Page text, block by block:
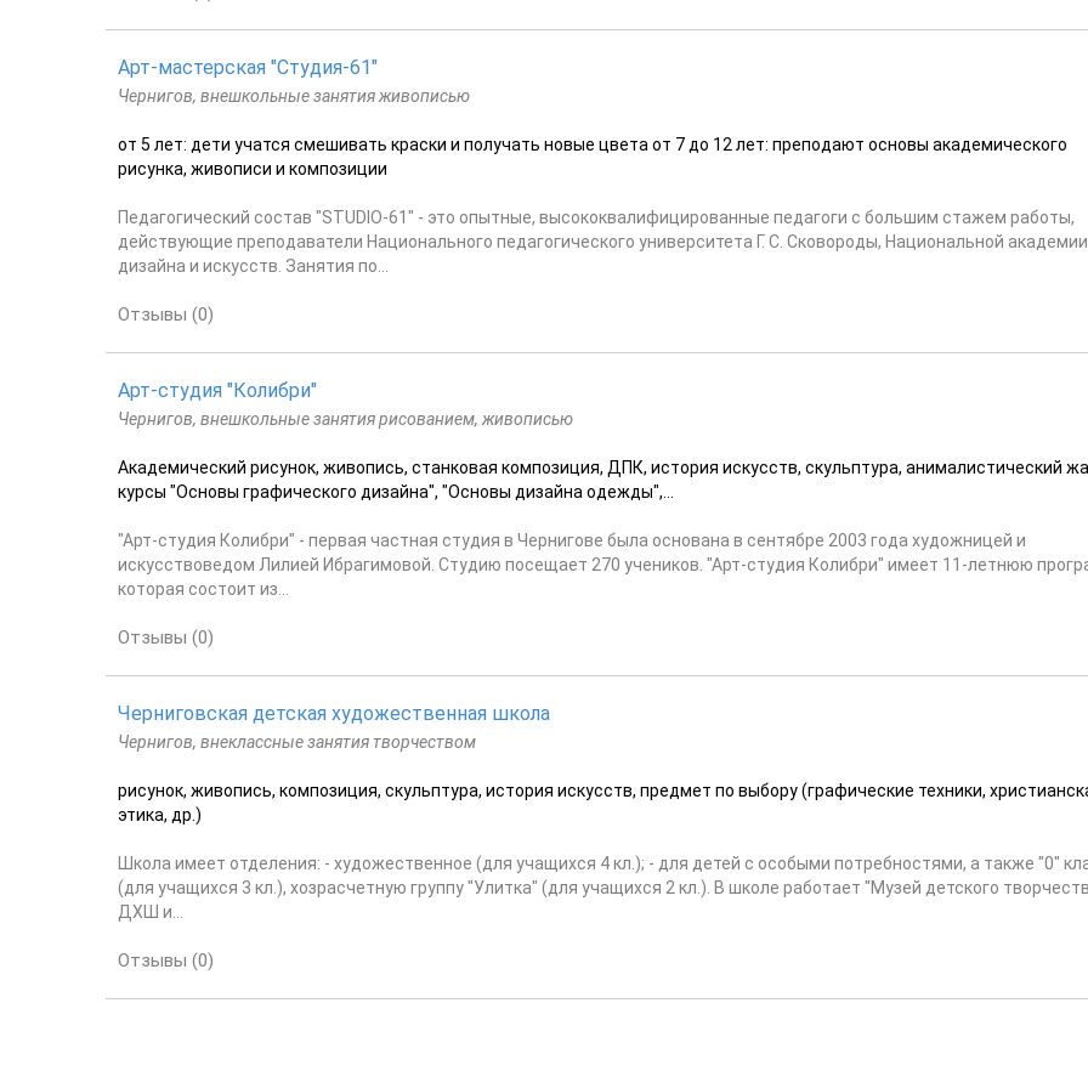
Арт-мастерская "Студия-61"
Чернигов, внешкольные занятия живописью
от 5 лет: дети учатся смешивать краски и получать новые цвета от 7 до 12 лет: преподают основы академического
рисунка, живописи и композиции
Педагогический состав "STUDIO-61" - это опытные, высококвалифицированные педагоги с большим стажем работы,
действующие преподаватели Национального педагогического университета Г. С. Сковороды, Национальной академии
дизайна и искусств. Занятия по...
Отзывы (0)
Арт-студия "Колибри"
Чернигов, внешкольные занятия рисованием, живописью
Академический рисунок, живопись, станковая композиция, ДПК, история искусств, скульптура, анималистический
курсы "Основы графического дизайна", "Основы дизайна одежды",...
"Арт-студия Колибри" - первая частная студия в Чернигове была основана в сентябре 2003 года художницей и
искусствоведом Лилией Ибрагимовой. Студию посещает 270 учеников. "Арт-студия Колибри" имеет 11-летнюю
которая состоит из...
Отзывы (0)
Черниговская детская художественная школа
Чернигов, внеклассные занятия творчеством
рисунок, живопись, композиция, скульптура, история искусств, предмет по выбору (графические техники,
этика, др.)
Школа имеет отделения: - художественное (для учащихся 4 кл.); - для детей с особыми потребностями, а также "0"
(для учащихся 3 кл.), хозрасчетную группу "Улитка" (для учащихся 2 кл.). В школе работает "Музей детского
ДХШ и...
Отзывы (0)